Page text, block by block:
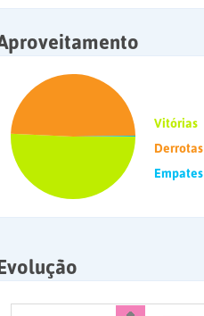
Vitórias
Derrotas
Empates